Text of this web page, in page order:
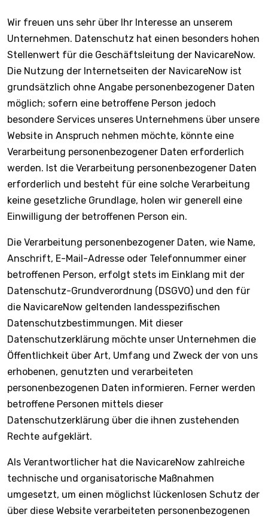
Wir freuen uns sehr über Ihr Interesse an unserem
Unternehmen. Datenschutz hat einen besonders hohen
Stellenwert für die Geschäftsleitung der NavicareNow.
Die Nutzung der Internetseiten der NavicareNow ist
grundsätzlich ohne Angabe personenbezogener Daten
möglich; sofern eine betroffene Person jedoch
besondere Services unseres Unternehmens über unsere
Website in Anspruch nehmen möchte, könnte eine
Verarbeitung personenbezogener Daten erforderlich
werden. Ist die Verarbeitung personenbezogener Daten
erforderlich und besteht für eine solche Verarbeitung
keine gesetzliche Grundlage, holen wir generell eine
Einwilligung der betroffenen Person ein.
Die Verarbeitung personenbezogener Daten, wie Name,
Anschrift, E-Mail-Adresse oder Telefonnummer einer
betroffenen Person, erfolgt stets im Einklang mit der
Datenschutz-Grundverordnung (DSGVO) und den für
die NavicareNow geltenden landesspezifischen
Datenschutzbestimmungen. Mit dieser
Datenschutzerklärung möchte unser Unternehmen die
Öffentlichkeit über Art, Umfang und Zweck der von uns
erhobenen, genutzten und verarbeiteten
personenbezogenen Daten informieren. Ferner werden
betroffene Personen mittels dieser
Datenschutzerklärung über die ihnen zustehenden
Rechte aufgeklärt.
Als Verantwortlicher hat die NavicareNow zahlreiche
technische und organisatorische Maßnahmen
umgesetzt, um einen möglichst lückenlosen Schutz der
über diese Website verarbeiteten personenbezogenen